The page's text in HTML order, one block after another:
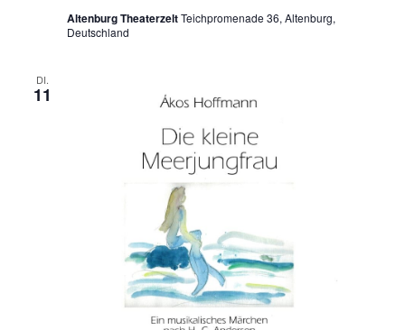
Altenburg TheaterzeltTeichpromenade 36, Altenburg,
Deutschland
DI.
11